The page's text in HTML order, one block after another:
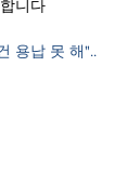
니다
용납 못 해"..